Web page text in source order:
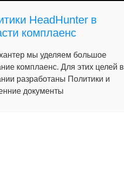
HeadHunter в
комплаенс
мы уделяем большое
комплаенс. Для этих целей в
разработаны Политики и
документы